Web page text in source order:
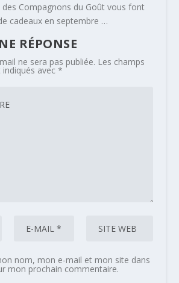
des Compagnons du Goût vous font
cadeaux en septembre …
RÉPONSE
ne sera pas publiée. Les champs
avec *
nom, mon e-mail et mon site dans
mon prochain commentaire.